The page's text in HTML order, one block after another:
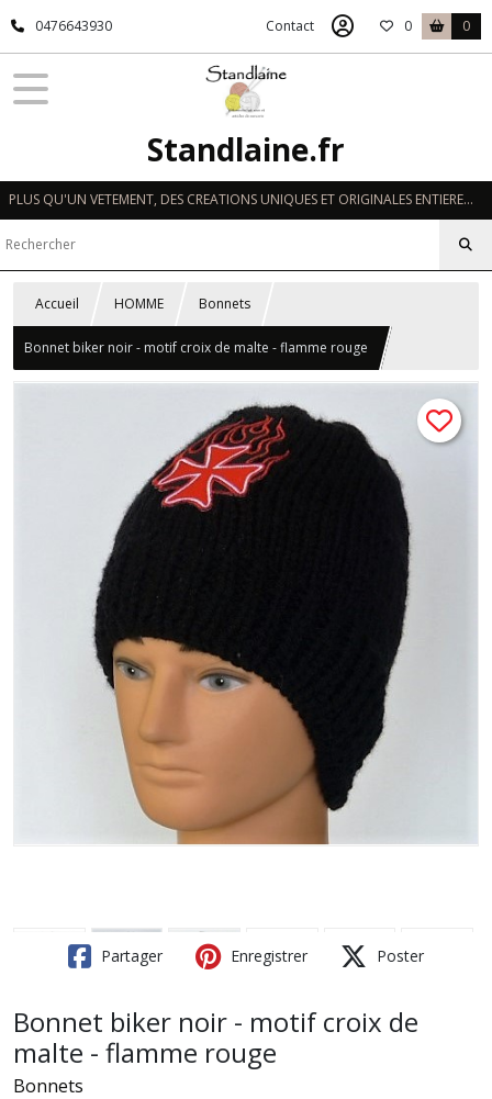
0476643930 Contact 0 0
Standlaine.fr
PLUS QU'UN VETEMENT, DES CREATIONS UNIQUES ET ORIGINALES ENTIEREMENT REALISEES A LA MAIN EN FRANCE
Accueil HOMME Bonnets
Bonnet biker noir - motif croix de malte - flamme rouge
Partager Enregistrer Poster
Bonnet biker noir - motif croix de
malte - flamme rouge
Bonnets